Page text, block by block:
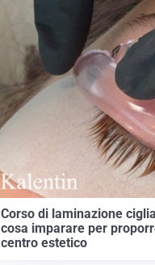
Corso di laminazione
cosa imparare per
centro estetico